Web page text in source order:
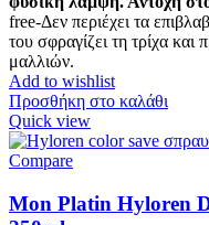
free-Δεν περιέχει τα
του σφραγίζει τη τρίχα
μαλλιών.
Add to wishlist
Προσθήκη στο καλάθι
Quick view
Compare
Mon Platin Hyloren